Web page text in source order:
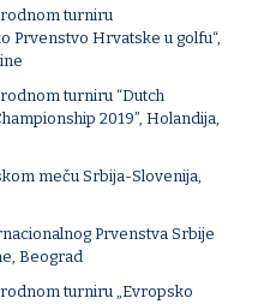
turniru
Prvenstvo Hrvatske u golfu“,
turniru “Dutch
2019”, Holandija,
meču Srbija-Slovenija,
Prvenstva Srbije
Beograd
turniru „Evropsko